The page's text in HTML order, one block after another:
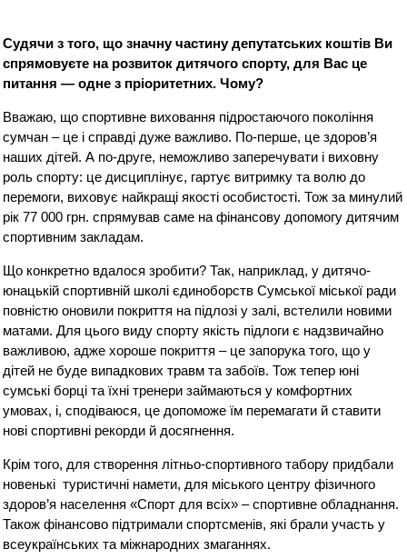
Судячи з того, що значну частину депутатських коштів Ви
спрямовуєте на розвиток дитячого спорту, для Вас це
питання — одне з пріоритетних. Чому?
Вважаю, що спортивне виховання підростаючого покоління
сумчан – це і справді дуже важливо. По-перше, це здоров’я
наших дітей. А по-друге, неможливо заперечувати і виховну
роль спорту: це дисциплінує, гартує витримку та волю до
перемоги, виховує найкращі якості особистості. Тож за минулий
рік 77 000 грн. спрямував саме на фінансову допомогу дитячим
спортивним закладам.
Що конкретно вдалося зробити? Так, наприклад, у дитячо-
юнацькій спортивній школі єдиноборств Сумської міської ради
повністю оновили покриття на підлозі у залі, встелили новими
матами. Для цього виду спорту якість підлоги є надзвичайно
важливою, адже хороше покриття – це запорука того, що у
дітей не буде випадкових травм та забоїв. Тож тепер юні
сумські борці та їхні тренери займаються у комфортних
умовах, і, сподіваюся, це допоможе їм перемагати й ставити
нові спортивні рекорди й досягнення.
Крім того, для створення літньо-спортивного табору придбали
новенькі туристичні намети, для міського центру фізичного
здоров’я населення «Спорт для всіх» – спортивне обладнання.
Також фінансово підтримали спортсменів, які брали участь у
всеукраїнських та міжнародних змаганнях.